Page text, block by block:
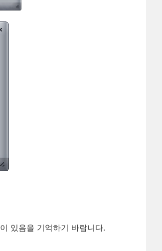
있음을 기억하기 바랍니다.